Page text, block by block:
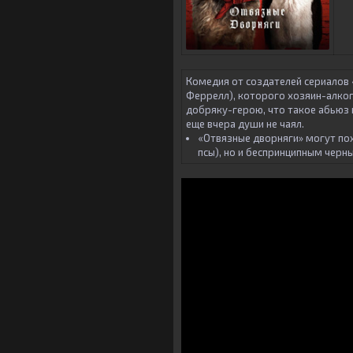
Комедия от создателей
Феррелл), которого хозяин-
добряку-герою, что такое
еще вчера души не чаял.
«Отвязные дворняги» могут
псы), но и беспринципным